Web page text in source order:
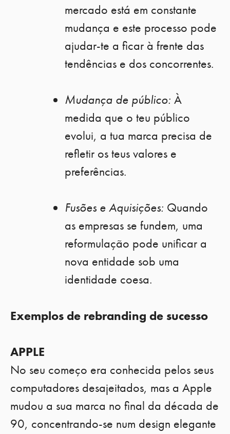
mercado está em constante
mudança e este processo pode
ajudar-te a ficar à frente das
tendências e dos concorrentes.
Mudança de público: À
medida que o teu público
evolui, a tua marca precisa de
refletir os teus valores e
preferências.
Fusões e Aquisições: Quando
as empresas se fundem, uma
reformulação pode unificar a
nova entidade sob uma
identidade coesa.
Exemplos de rebranding de sucesso
APPLE
No seu começo era conhecida pelos seus
computadores desajeitados, mas a Apple
mudou a sua marca no final da década de
90, concentrando-se num design elegante